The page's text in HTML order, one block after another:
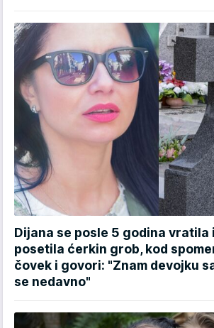
Dijana se posle 5 godina vratila
posetila ćerkin grob, kod
čovek i govori: "Znam devojku
se nedavno"